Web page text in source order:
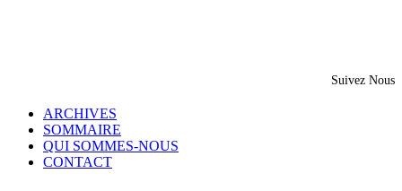
Suivez Nous
ARCHIVES
SOMMAIRE
QUI SOMMES-NOUS
CONTACT